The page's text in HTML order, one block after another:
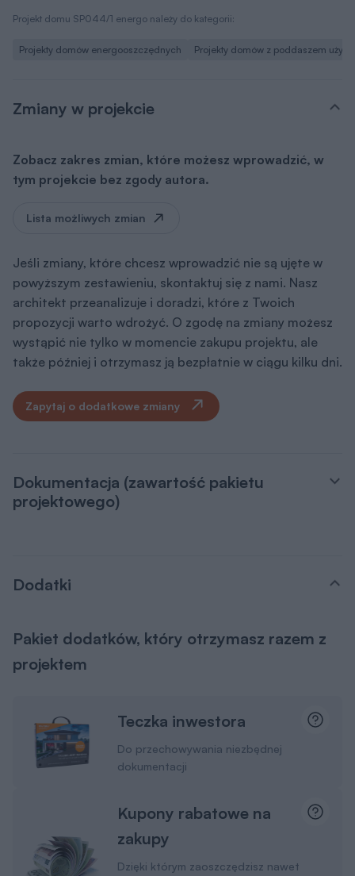
Projekt domu SP044/1 energo należy do kategorii:
Projekty domów energooszczędnych Projekty domów z poddaszem
Zmiany w projekcie
Zobacz zakres zmian, które możesz wprowadzić, w
tym projekcie bez zgody autora.
Lista możliwych zmian
Jeśli zmiany, które chcesz wprowadzić nie są ujęte w
powyższym zestawieniu, skontaktuj się z nami. Nasz
architekt przeanalizuje i doradzi, które z Twoich
propozycji warto wdrożyć. O zgodę na zmiany możesz
wystąpić nie tylko w momencie zakupu projektu, ale
także później i otrzymasz ją bezpłatnie w ciągu kilku dni.
Zapytaj o dodatkowe zmiany
Dokumentacja (zawartość pakietu
projektowego)
Dodatki
Pakiet dodatków, który otrzymasz razem z
projektem
Teczka inwestora
Do przechowywania niezbędnej
dokumentacji
Kupony rabatowe na
zakupy
Dzięki którym zaoszczędzisz nawet